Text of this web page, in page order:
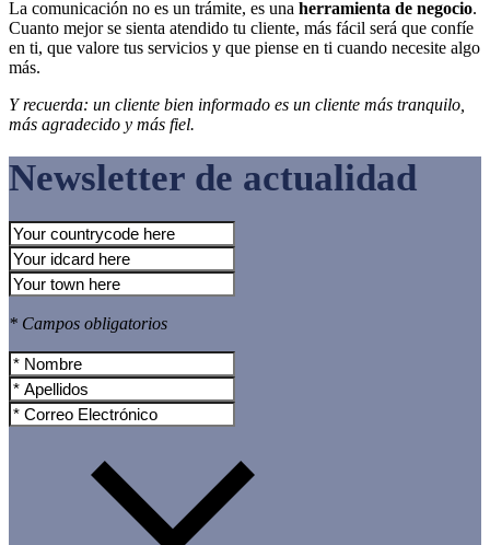
La comunicación no es un trámite, es una herramienta de negocio.
Cuanto mejor se sienta atendido tu cliente, más fácil será que confíe
en ti, que valore tus servicios y que piense en ti cuando necesite algo
más.
Y recuerda: un cliente bien informado es un cliente más tranquilo,
más agradecido y más fiel.
Newsletter de actualidad
* Campos obligatorios